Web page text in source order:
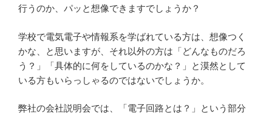
行うのか、パッと想像できますでしょうか？
学校で電気電子や情報系を学ばれている方は、想像つく
かな、と思いますが、それ以外の方は「どんなものだろ
う？」「具体的に何をしているのかな？」と漠然として
いる方もいらっしゃるのではないでしょうか。
弊社の会社説明会では、「電子回路とは？」という部分